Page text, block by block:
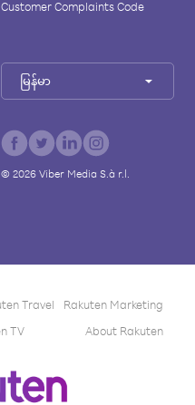
Customer Complaints Code
မြန်မာ
© 2026Viber Media S.à r.l.
Travel
Rakuten Marketing
TV About Rakuten